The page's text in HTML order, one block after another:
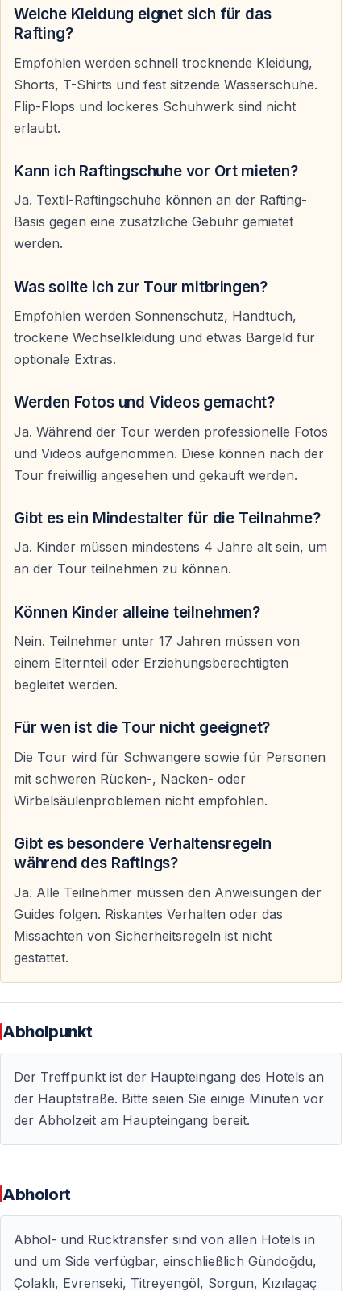
Mehr als nur Action
Obwohl Rafting natürlich im Mittelpunkt steht, geht es
bei der Tour nicht nur um Adrenalin.
Viele Gäste mögen besonders:
— die frische Luft im Gebirge
— die entspannte Atmosphäre zwischen den
Stromschnellen
— das gemeinsame Erlebnis in der Gruppe
Dadurch eignet sich die Tour nicht nur für
einen aktiven Tag außerhalb der Hotelanlage
verbringen möchten.
Mittagessen am Fluss
Nach dem Rafting wird in der Regel ein Mittagessen in
der Nähe des Flusses serviert.
genießen viele Gäste genau diese entspannte Pause im
Schatten des Canyons besonders.
— Familien mit älteren Kindern
— Paaren
— Freundesgruppen
— Gästen, die zum ersten Mal Rafting ausprobieren
möchten
Schwimmkenntnisse sind hilfreich, aber normalerweise
Tour Schwimmwesten getragen werden.
Wichtige Informationen
— Hoteltransfer ab Side meist inklusive
— Komplette Rafting-Ausrüstung wird gestellt
— Nicht empfohlen für Schwangere oder Gäste mit
schweren Rückenproblemen
Warum Rafting im Köprülü Canyon so beliebt
bleibt
Viele Ausflüge rund um Side ähneln sich mit der Zeit.
Rafting dagegen fühlt sich jedes Mal etwas anders an —
abhängig vom Wasserstand, der Gruppe und der
Stimmung auf dem Fluss.
Genau diese Mischung aus Natur, Bewegung, kaltem
Welche Kleidung eignet sich für das
Rafting?
Empfohlen werden schnell trocknende Kleidung,
Shorts, T-Shirts und fest sitzende Wasserschuhe.
Flip-Flops und lockeres Schuhwerk sind nicht
erlaubt.
Kann ich Raftingschuhe vor Ort mieten?
Ja. Textil-Raftingschuhe können an der Rafting-
Basis gegen eine zusätzliche Gebühr gemietet
werden.
Was sollte ich zur Tour mitbringen?
Empfohlen werden Sonnenschutz, Handtuch,
trockene Wechselkleidung und etwas Bargeld für
optionale Extras.
Werden Fotos und Videos gemacht?
Ja. Während der Tour werden professionelle Fotos
und Videos aufgenommen. Diese können nach der
Tour freiwillig angesehen und gekauft werden.
Gibt es ein Mindestalter für die Teilnahme?
Ja. Kinder müssen mindestens 4 Jahre alt sein, um
an der Tour teilnehmen zu können.
Können Kinder alleine teilnehmen?
Nein. Teilnehmer unter 17 Jahren müssen von
einem Elternteil oder Erziehungsberechtigten
begleitet werden.
Für wen ist die Tour nicht geeignet?
Die Tour wird für Schwangere sowie für Personen
mit schweren Rücken-, Nacken- oder
Wirbelsäulenproblemen nicht empfohlen.
Gibt es besondere Verhaltensregeln
während des Raftings?
Ja. Alle Teilnehmer müssen den Anweisungen der
Guides folgen. Riskantes Verhalten oder das
Missachten von Sicherheitsregeln ist nicht
gestattet.
Abholpunkt
Der Treffpunkt ist der Haupteingang des Hotels an
der Hauptstraße. Bitte seien Sie einige Minuten vor
der Abholzeit am Haupteingang bereit.
Abholort
Abhol- und Rücktransfer sind von allen Hotels in
und um Side verfügbar, einschließlich Gündoğdu,
Çolaklı, Evrenseki, Titreyengöl, Sorgun, Kızılagaç